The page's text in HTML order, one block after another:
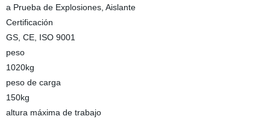
a Prueba de Explosiones, Aislante
Certificación
GS, CE, ISO 9001
peso
1020kg
peso de carga
150kg
altura máxima de trabajo